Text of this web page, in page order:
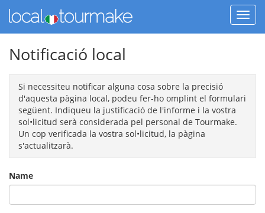
Notificació local
Si necessiteu notificar alguna cosa sobre la precisió
d'aquesta pàgina local, podeu fer-ho omplint el formulari
següent. Indiqueu la justificació de l'informe i la vostra
sol•licitud serà considerada pel personal de Tourmake.
Un cop verificada la vostra sol•licitud, la pàgina
s'actualitzarà.
Name